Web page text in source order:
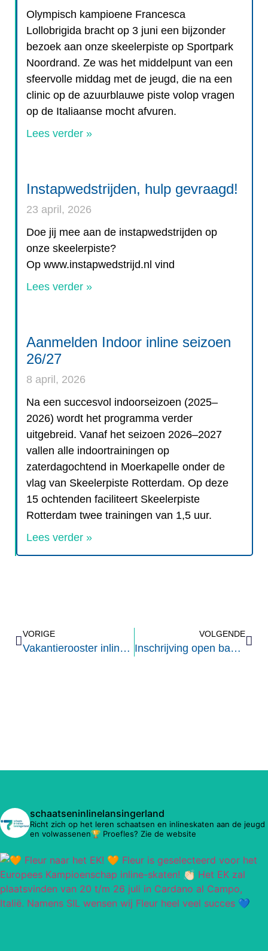
Olympisch kampioene Francesca
Lollobrigida bracht op 3 juni een bijzonder
bezoek aan onze skeelerpiste op Sportpark
Noordrand. Ze was het middelpunt van een
sfeervolle middag met de jeugd, die na een
clinic op de azuurblauwe piste volop vragen
op de Italiaanse mocht afvuren.
Lees verder »
Instapwedstrijden, hulp gevraagd!
23 april, 2026
Doe jij mee aan de instapwedstrijden op
onze skeelerpiste?
Op www.instapwedstrijd.nl vind
Lees verder »
Aanmelden Indoor inline seizoen
26/27
8 april, 2026
Na een succesvol indoorseizoen (2025–
2026) wordt het programma verder
uitgebreid. Vanaf het seizoen 2026–2027
vallen alle indoortrainingen op
zaterdagochtend in Moerkapelle onder de
vlag van Skeelerpiste Rotterdam. Op deze
15 ochtenden faciliteert Skeelerpiste
Rotterdam twee trainingen van 1,5 uur.
Lees verder »
VORIGE
Vakantierooster inline trainingen SVR
VOLGENDE
Inschrijving open baanpassen seizoen 24/25
schaatseninlinelansingerland
Richt zich op het leren schaatsen en inlineskaten aan de jeugd
en volwassenen🏆 Proefles? Zie de website